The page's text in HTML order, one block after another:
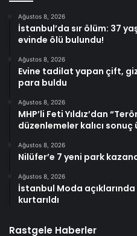
Ağustos 8, 2026
İstanbul’da sır ölüm: 37
evinde ölü bulundu!
Ağustos 8, 2026
Evine tadilat yapan çift,
para buldu
Ağustos 8, 2026
MHP’li Feti Yıldız’dan
düzenlemeler kalıcı
Ağustos 8, 2026
Nilüfer’e 7 yeni park
Ağustos 8, 2026
İstanbul Moda
kurtarıldı
Rastgele Haberler